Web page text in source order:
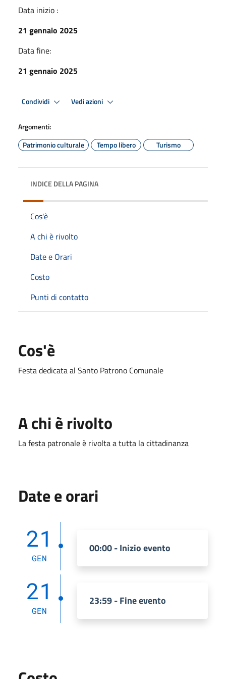
Data inizio :
21 gennaio 2025
Data fine:
21 gennaio 2025
Condividi Vedi azioni
Argomenti:
Patrimonio culturale
Tempo libero Turismo
INDICE DELLA PAGINA
Cos'è
A chi è rivolto
Date e Orari
Costo
Punti di contatto
Cos'è
Festa dedicata al Santo Patrono Comunale
A chi è rivolto
La festa patronale è rivolta a tutta la cittadinanza
Date e orari
21
GEN
00:00 - Inizio evento
21
GEN
23:59 - Fine evento